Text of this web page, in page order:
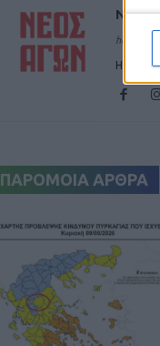
ΝΕΟΣ
https://
Η
ΠΑΡΟΜΟΙΑ ΑΡΘΡΑ